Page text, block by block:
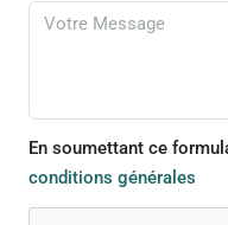
En soumettant ce
conditions générales